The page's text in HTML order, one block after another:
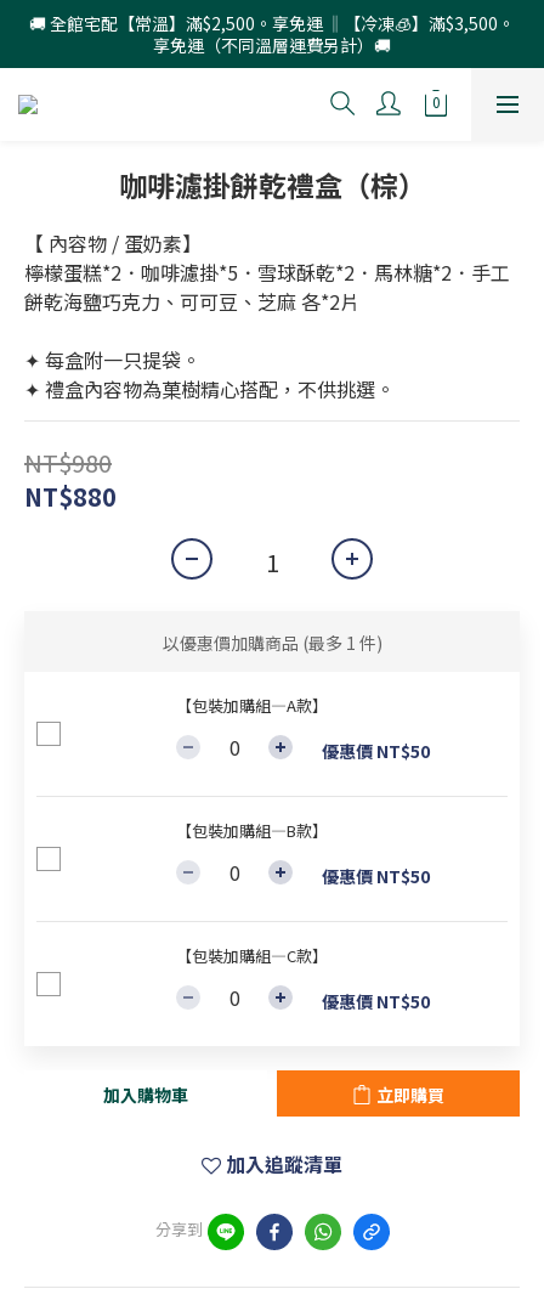
🚚 全館宅配【常溫】滿$2,500。享免運 ‖【冷凍🧊】滿$3,500。
享免運（不同溫層運費另計）🚚
咖啡濾掛餅乾禮盒（棕）
【 內容物 / 蛋奶素】
檸檬蛋糕*2．咖啡濾掛*5．雪球酥乾*2．馬林糖*2．手工
餅乾海鹽巧克力、可可豆、芝麻 各*2片
✦ 每盒附一只提袋。
✦ 禮盒內容物為菓樹精心搭配，不供挑選。
NT$980
NT$880
以優惠價加購商品 (最多 1 件)
【包裝加購組—A款】
優惠價 NT$50
【包裝加購組—B款】
優惠價 NT$50
【包裝加購組—C款】
優惠價 NT$50
加入購物車 立即購買
加入追蹤清單
分享到